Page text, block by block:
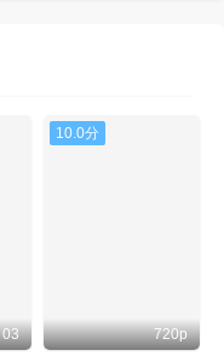
03
10.0分
720p